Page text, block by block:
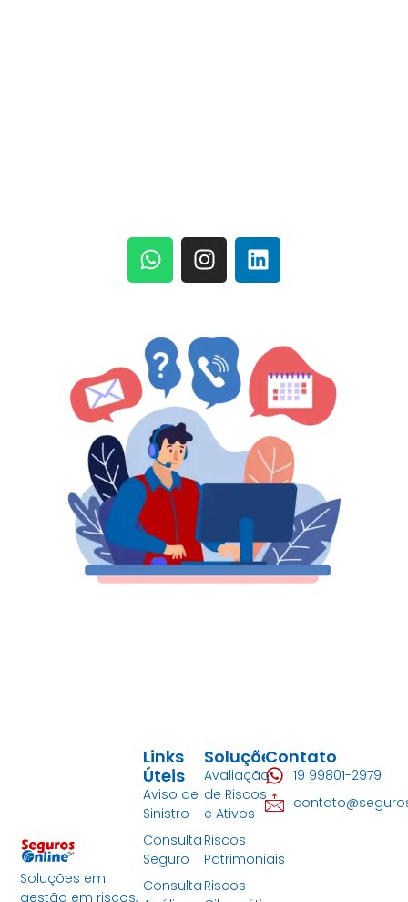
Soluções em
gestão em riscos,
Soluções
Avaliação
de Riscos
e Ativos
Riscos
Patrimoniais
Riscos
Links
Úteis
Aviso de
Sinistro
Consulta
Seguro
Consulta
Contato
19 99801-2979